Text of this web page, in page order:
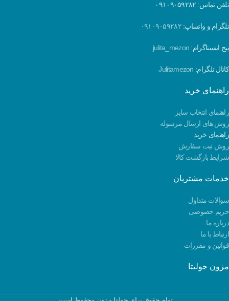
تلفن تماس: ۰۹۱۰۹۰۵۹۲۸۲
تلگرام و واتساپ:۰۹۱۰۹۰۵۹۲۸۲
پیج اینستاگرام: julita_mezon
کانال تلگرام: Julitamezon
راهنمای خرید
راهنمای انتخاب سایز
روش های ارسال مرسوله
راهنمای خرید
روش ثبت سفارش
شرایط بازگشت کالا
خدمات مشتریان
سوالات متداول
حریم خصوصی
درباره ما
ارتباط با ما
قوانین و مقررات
مزون جولیتا